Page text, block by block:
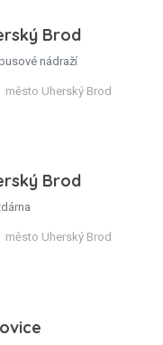
Brod
nádraží
město Uherský Brod
Brod
město Uherský Brod